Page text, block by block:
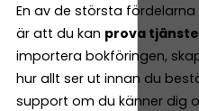
En av de största
är att du kan prova
importera bokföringen,
hur allt ser ut innan du
support om du känner dig